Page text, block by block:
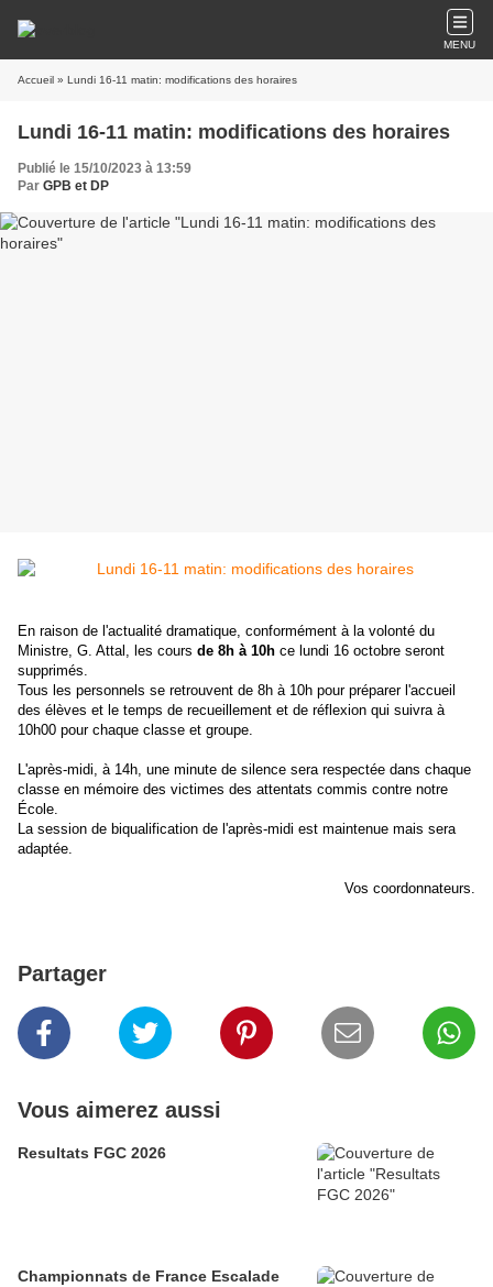
MENU
Accueil » Lundi 16-11 matin: modifications des horaires
Lundi 16-11 matin: modifications des horaires
Publié le 15/10/2023 à 13:59
Par GPB et DP
En raison de l'actualité dramatique, conformément à la volonté du
Ministre, G. Attal, les cours de 8h à 10h ce lundi 16 octobre seront
supprimés.
Tous les personnels se retrouvent de 8h à 10h pour préparer l'accueil
des élèves et le temps de recueillement et de réflexion qui suivra à
10h00 pour chaque classe et groupe.
L'après-midi, à 14h, une minute de silence sera respectée dans chaque
classe en mémoire des victimes des attentats commis contre notre
École.
La session de biqualification de l'après-midi est maintenue mais sera
adaptée.
Vos coordonnateurs.
Partager
Vous aimerez aussi
Resultats FGC 2026
Championnats de France Escalade